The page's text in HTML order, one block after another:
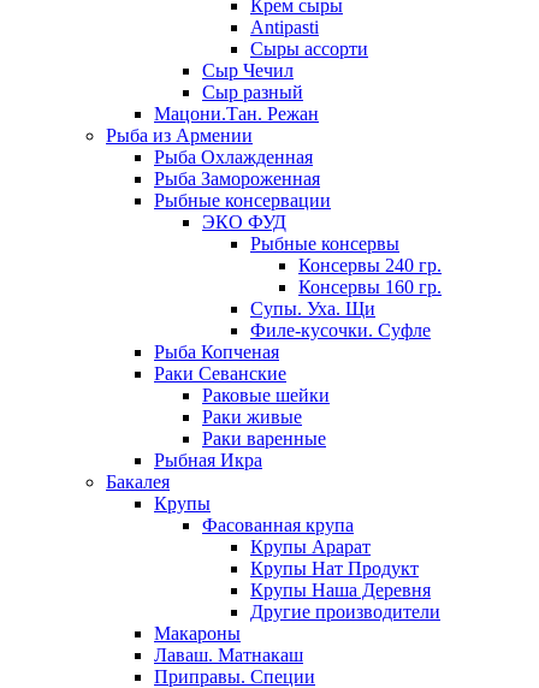
Крем сыры
Antipasti
Сыры ассорти
Сыр Чечил
Сыр разный
Мацони.Тан. Режан
Рыба из Армении
Рыба Охлажденная
Рыба Замороженная
Рыбные консервации
ЭКО ФУД
Рыбные консервы
Консервы 240 гр.
Консервы 160 гр.
Супы. Уха. Щи
Филе-кусочки. Суфле
Рыба Копченая
Раки Севанские
Раковые шейки
Раки живые
Раки варенные
Рыбная Икра
Бакалея
Крупы
Фасованная крупа
Крупы Арарат
Крупы Нат Продукт
Крупы Наша Деревня
Другие производители
Макароны
Лаваш. Матнакаш
Приправы. Специи